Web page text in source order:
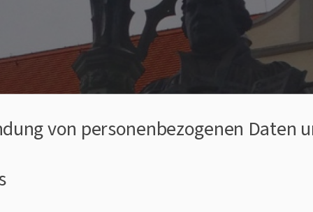
von personenbezogenen Daten